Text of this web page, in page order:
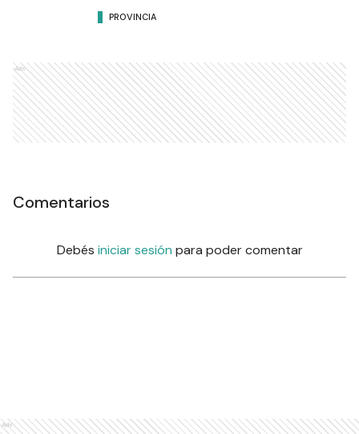
PROVINCIA
Ads
Comentarios
Debés iniciar sesión para poder comentar
Ads